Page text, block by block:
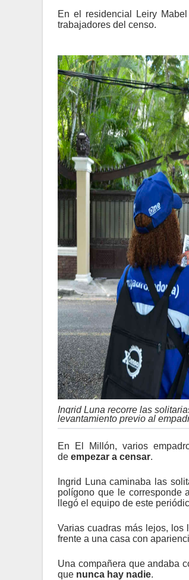
En el residencial Leiry
trabajadores del censo.
Ingrid Luna recorre las
levantamiento previo al
En El Millón, varios
de empezar a censar.
Ingrid Luna caminaba las
polígono que le corresponde
llegó el equipo de este
Varias cuadras más lejos, los
frente a una casa con
Una compañera que andaba
que nunca hay nadie.